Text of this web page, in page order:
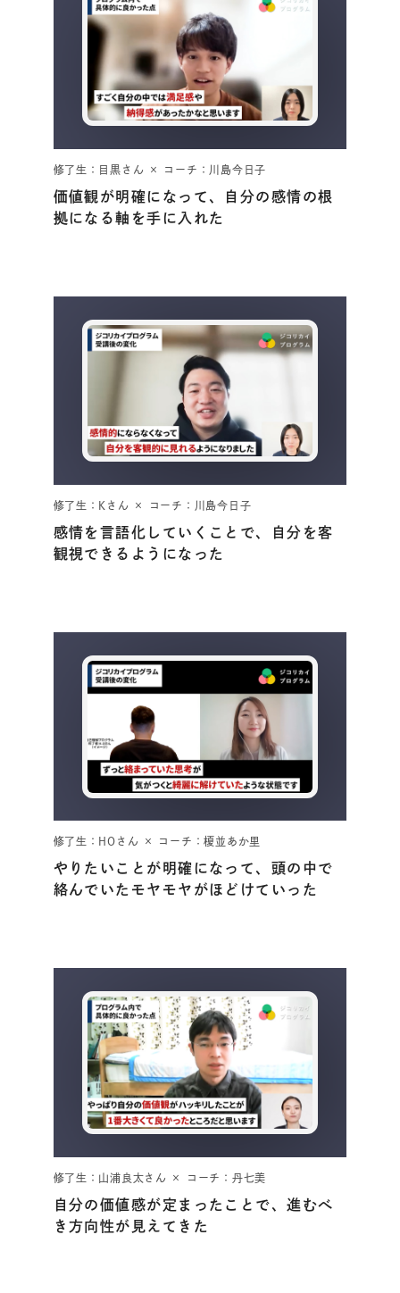
修了生：目黒さん × コーチ：川島今日子
価値観が明確になって、自分の感情の根
拠になる軸を手に入れた
修了生：Kさん × コーチ：川島今日子
感情を言語化していくことで、自分を客
観視できるようになった
修了生：HOさん × コーチ：榎並あか里
やりたいことが明確になって、頭の中で
絡んでいたモヤモヤがほどけていった
修了生：山浦良太さん × コーチ：丹七美
自分の価値感が定まったことで、進むべ
き方向性が見えてきた